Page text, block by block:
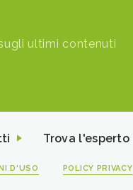
ultimi contenuti
Trova l'esperto
D'USO POLICY PRIVACY